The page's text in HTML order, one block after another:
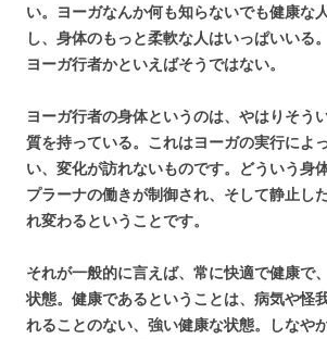
い。ヨーガなんか何も知らないでも健康な
し、身体のもっと柔軟な人はいっぱいいる
ヨーガ行者かといえばそうではない。
ヨーガ行者の身体というのは、やはりそう
質を持っている。これはヨーガの実行によ
い、変化が訪れないものです。どういう身
プラーナの働きが制御され、そして静止し
れ変わるということです。
それが一般的に言えば、常に快適で健康で
状態。健康であるということは、病気や怪
れることのない、強い健康な状態。しなや